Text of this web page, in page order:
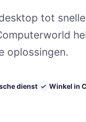
tot
oplossingen.
dienst ✓ Winkel in